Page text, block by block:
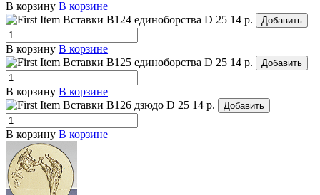
В корзину В корзине
Вставки B124 единоборства D 25 14 р. Добавить
В корзину В корзине
Вставки B125 единоборства D 25 14 р. Добавить
В корзину В корзине
Вставки B126 дзюдо D 25 14 р. Добавить
В корзину В корзине